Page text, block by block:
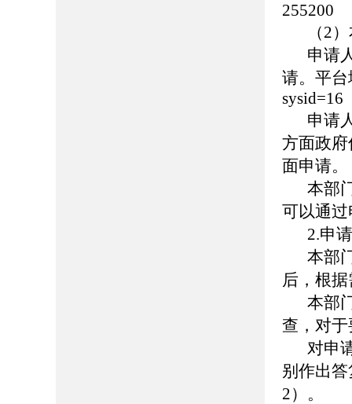
255200
（2
申请
请。平台
sysid=16
申请
方面政
面申请。
本部
可以通
2.申
本部
后，根
本部
查，对
对申
别作出
2）。